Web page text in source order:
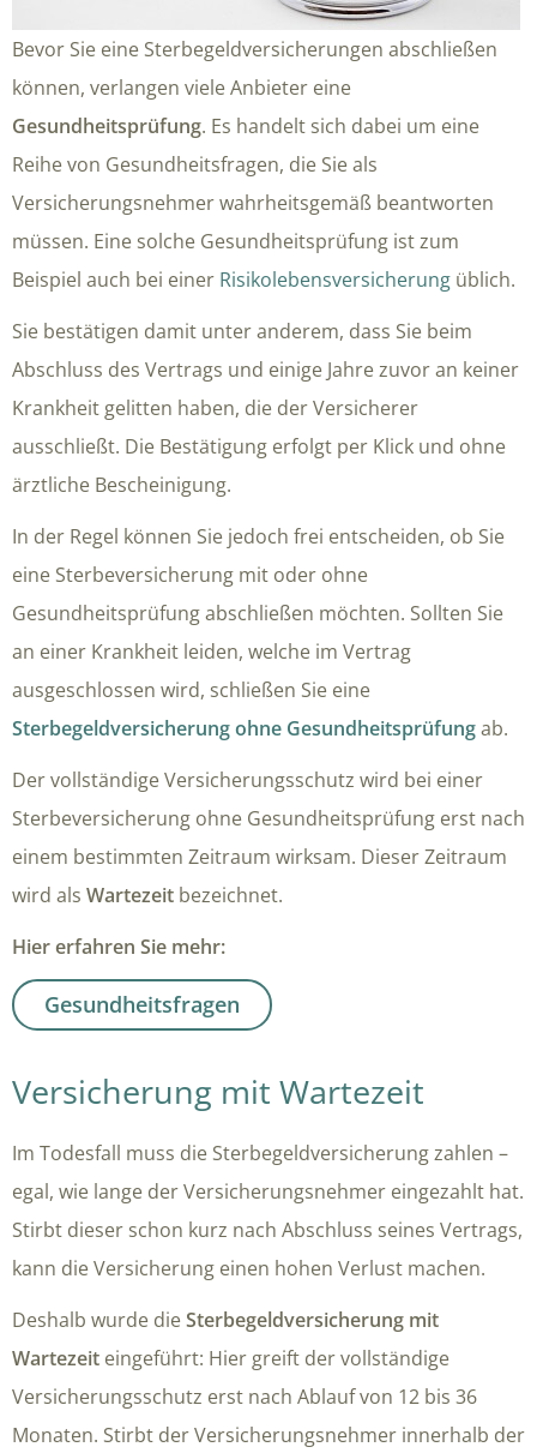
Bevor Sie eine Sterbegeldversicherungen abschließen
können, verlangen viele Anbieter eine
Gesundheitsprüfung. Es handelt sich dabei um eine
Reihe von Gesundheitsfragen, die Sie als
Versicherungsnehmer wahrheitsgemäß beantworten
müssen. Eine solche Gesundheitsprüfung ist zum
Beispiel auch bei einer Risikolebensversicherung üblich.
Sie bestätigen damit unter anderem, dass Sie beim
Abschluss des Vertrags und einige Jahre zuvor an keiner
Krankheit gelitten haben, die der Versicherer
ausschließt. Die Bestätigung erfolgt per Klick und ohne
ärztliche Bescheinigung.
In der Regel können Sie jedoch frei entscheiden, ob Sie
eine Sterbeversicherung mit oder ohne
Gesundheitsprüfung abschließen möchten. Sollten Sie
an einer Krankheit leiden, welche im Vertrag
ausgeschlossen wird, schließen Sie eine
Sterbegeldversicherung ohne Gesundheitsprüfungab.
Der vollständige Versicherungsschutz wird bei einer
Sterbeversicherung ohne Gesundheitsprüfung erst nach
einem bestimmten Zeitraum wirksam. Dieser Zeitraum
wird als Wartezeit bezeichnet.
Hier erfahren Sie mehr:
Gesundheitsfragen
Versicherung mit Wartezeit
Im Todesfall muss die Sterbegeldversicherung zahlen –
egal, wie lange der Versicherungsnehmer eingezahlt hat.
Stirbt dieser schon kurz nach Abschluss seines Vertrags,
kann die Versicherung einen hohen Verlust machen.
Deshalb wurde dieSterbegeldversicherung mit
Wartezeit eingeführt: Hier greift der vollständige
Versicherungsschutz erst nach Ablauf von 12 bis 36
Monaten. Stirbt der Versicherungsnehmer innerhalb der